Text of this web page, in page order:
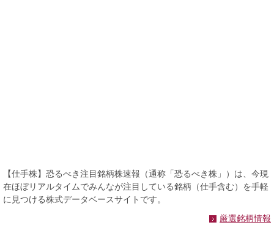
【仕手株】恐るべき注目銘柄株速報（通称「恐るべき株」）は、今現
在ほぼリアルタイムでみんなが注目している銘柄（仕手含む）を手軽
に見つける株式データベースサイトです。
厳選銘柄情報